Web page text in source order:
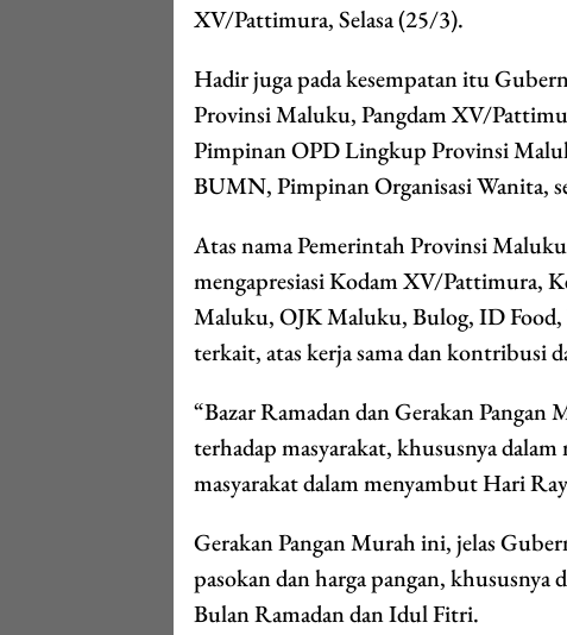
XV/Pattimura, Selasa (25/3).
Hadir juga pada kesempatan itu
Provinsi Maluku, Pangdam XV/
Pimpinan OPD Lingkup Provinsi
BUMN, Pimpinan Organisasi Wanita,
Atas nama Pemerintah Provinsi
mengapresiasi Kodam XV/Pattimura,
Maluku, OJK Maluku, Bulog, ID
terkait, atas kerja sama dan kontribusi
“Bazar Ramadan dan Gerakan
terhadap masyarakat, khususnya
masyarakat dalam menyambut Hari
Gerakan Pangan Murah ini, jelas
pasokan dan harga pangan,
Bulan Ramadan dan Idul Fitri.